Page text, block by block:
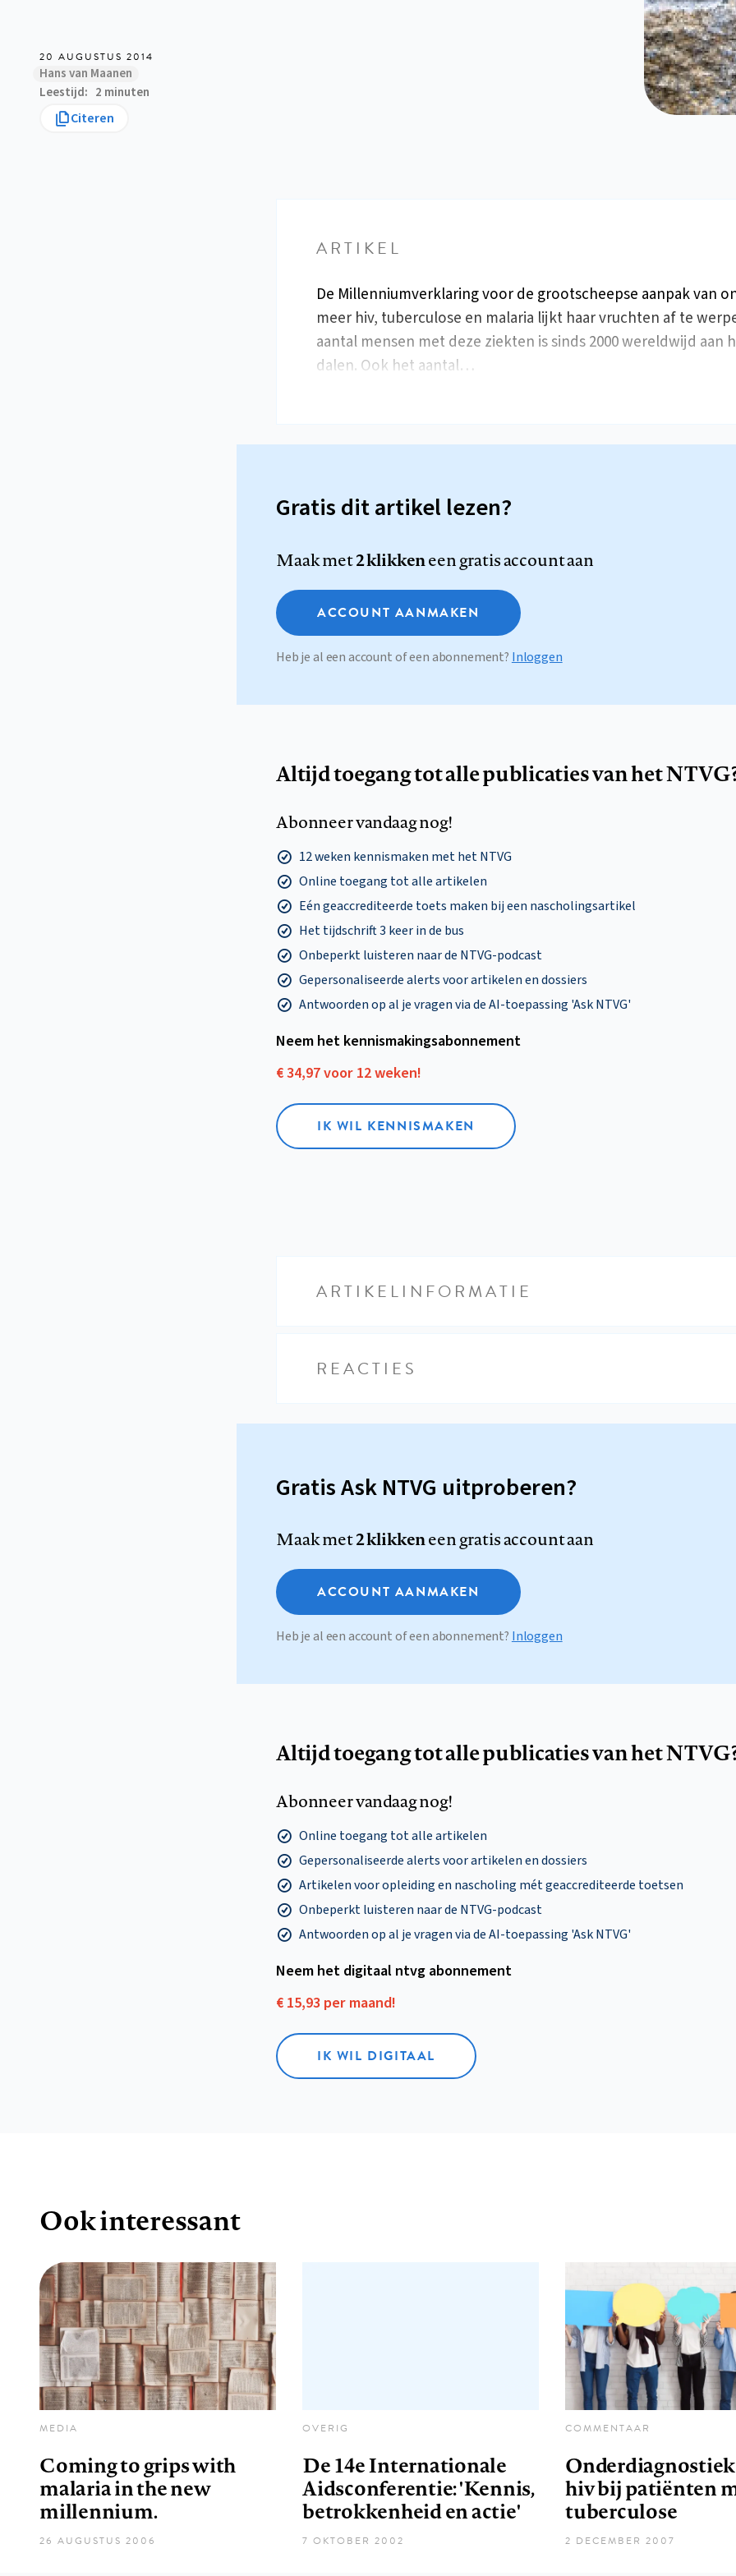
20 AUGUSTUS 2014
Hans van Maanen
Leestijd
2 minuten
Citeren
ARTIKEL
De Millenniumverklaring voor de grootscheepse aanpak van
meer hiv, tuberculose en malaria lijkt haar vruchten af te
aantal mensen met deze ziekten is sinds 2000 wereldwijd aan
dalen. Ook het aantal…
Gratis dit artikel lezen?
Maak met2 klikkeneen gratis account aan
ACCOUNT AANMAKEN
Heb je al een account of een abonnement? Inloggen
Altijd toegang tot alle publicaties van het
Abonneer vandaag nog!
12 weken kennismaken met het NTVG
Online toegang tot alle artikelen
Eén geaccrediteerde toets maken bij een nascholingsartikel
Het tijdschrift 3 keer in de bus
Onbeperkt luisteren naar de NTVG-podcast
Gepersonaliseerde alerts voor artikelen en dossiers
Antwoorden op al je vragen via de AI-toepassing 'Ask NTVG'
Neem het kennismakings­abonnement
€ 34,97 voor 12 weken!
IK WIL KENNISMAKEN
ARTIKELINFORMATIE
REACTIES
Gratis Ask NTVG uitproberen?
Maak met2 klikkeneen gratis account aan
ACCOUNT AANMAKEN
Heb je al een account of een abonnement? Inloggen
Altijd toegang tot alle publicaties van het
Abonneer vandaag nog!
Online toegang tot alle artikelen
Gepersonaliseerde alerts voor artikelen en dossiers
Artikelen voor opleiding en nascholing mét geaccrediteerde toetsen
Onbeperkt luisteren naar de NTVG-podcast
Antwoorden op al je vragen via de AI-toepassing 'Ask NTVG'
Neem het digitaal ntvg abonnement
€ 15,93 per maand!
IK WIL DIGITAAL
Ook interessant
MEDIA
Coming to grips with
malaria in the new
millennium.
26 AUGUSTUS 2006
OVERIG
De 14e Internationale
Aidsconferentie: 'Kennis,
betrokkenheid en actie'
7 OKTOBER 2002
COMMENTAAR
hiv bij patiënten
tuberculose
2 DECEMBER 2007